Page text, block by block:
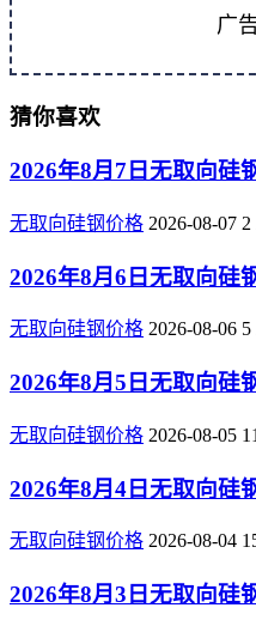
广
猜你喜欢
2026年8月7日无取向硅
无取向硅钢价格 2026-08-07 2
2026年8月6日无取向硅
无取向硅钢价格 2026-08-06 5
2026年8月5日无取向硅
无取向硅钢价格 2026-08-05 11
2026年8月4日无取向硅
无取向硅钢价格 2026-08-04
2026年8月3日无取向硅